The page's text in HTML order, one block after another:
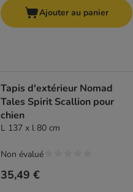
Ajouter au panier
Tapis d'extérieur Nomad
Tales Spirit Scallion pour
chien
L 137 x l 80 cm
35,49 €
Non évalué